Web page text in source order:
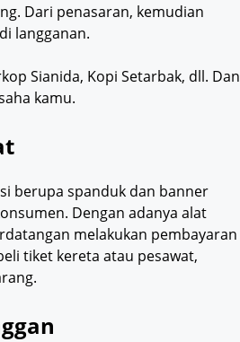
Dari penasaran, kemudian
langganan.
Sianida, Kopi Setarbak, dll. Dan
kamu.
berupa spanduk dan banner
Dengan adanya alat
melakukan pembayaran
tiket kereta atau pesawat,